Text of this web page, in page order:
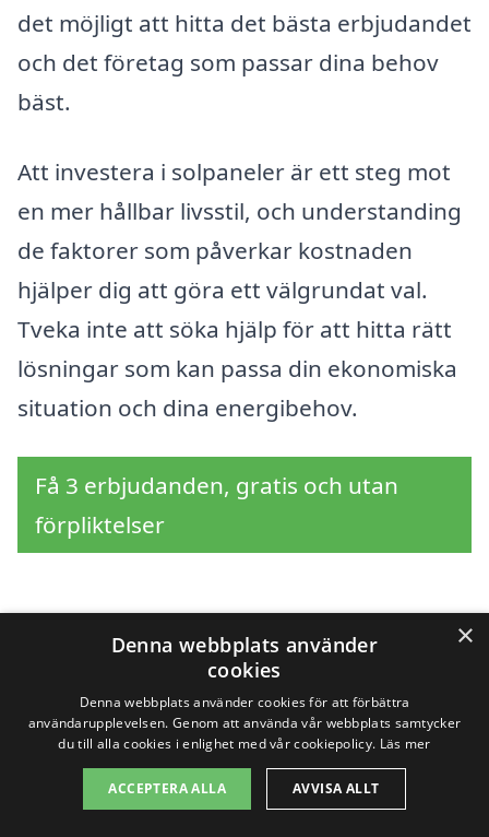
det möjligt att hitta det bästa erbjudandet
och det företag som passar dina behov
bäst.
Att investera i solpaneler är ett steg mot
en mer hållbar livsstil, och understanding
de faktorer som påverkar kostnaden
hjälper dig att göra ett välgrundat val.
Tveka inte att söka hjälp för att hitta rätt
lösningar som kan passa din ekonomiska
situation och dina energibehov.
Få 3 erbjudanden, gratis och utan
förpliktelser
Sök efter en
professionell för
solpaneler i andra
städer nära Viken
×
Denna webbplats använder
cookies
Denna webbplats använder cookies för att förbättra
användarupplevelsen. Genom att använda vår webbplats samtycker
du till alla cookies i enlighet med vår cookiepolicy. Läs mer
ACCEPTERA ALLA AVVISA ALLT